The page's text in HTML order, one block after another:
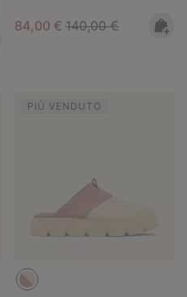
Sale price:
84,00 € Regular price:
140,00 €
PIÙ VENDUTO